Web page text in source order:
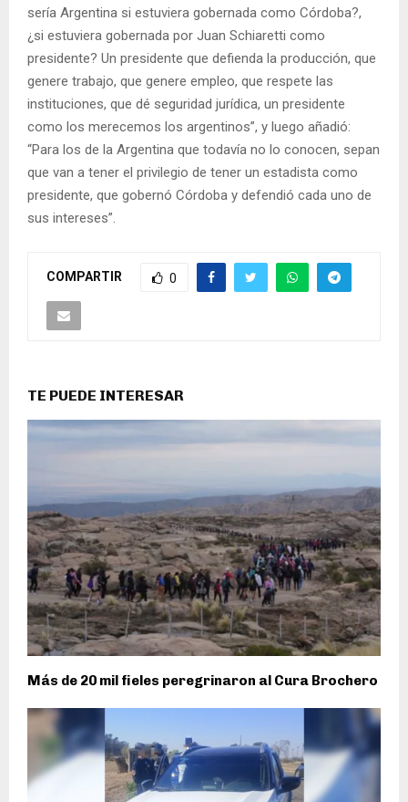
sería Argentina si estuviera gobernada como Córdoba?,
¿si estuviera gobernada por Juan Schiaretti como
presidente? Un presidente que defienda la producción, que
genere trabajo, que genere empleo, que respete las
instituciones, que dé seguridad jurídica, un presidente
como los merecemos los argentinos”, y luego añadió:
“Para los de la Argentina que todavía no lo conocen, sepan
que van a tener el privilegio de tener un estadista como
presidente, que gobernó Córdoba y defendió cada uno de
sus intereses”.
COMPARTIR 0
TE PUEDE INTERESAR
Más de 20 mil fieles peregrinaron al Cura Brochero